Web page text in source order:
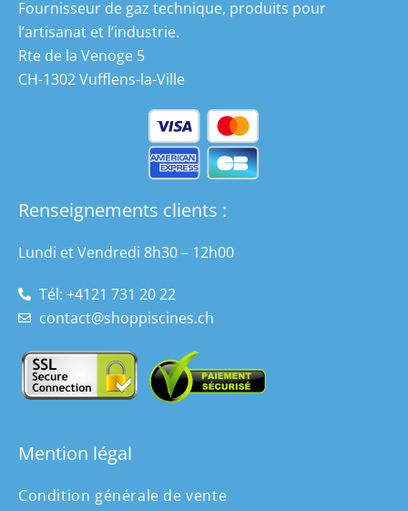
Fournisseur de gaz technique, produits pour
l’artisanat et l’industrie.
Rte de la Venoge 5
CH-1302 Vufflens-la-Ville
Renseignements clients :
Lundi et Vendredi 8h30 – 12h00
Tél: +4121 731 20 22
contact@shoppiscines.ch
Mention légal
Condition générale de vente